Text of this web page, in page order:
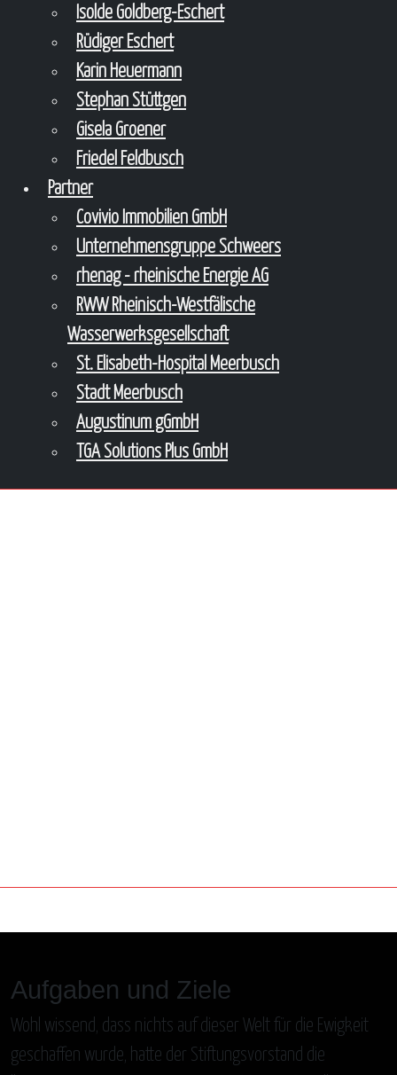
Isolde Goldberg-Eschert
Rüdiger Eschert
Karin Heuermann
Stephan Stüttgen
Gisela Groener
Friedel Feldbusch
Partner
Covivio Immobilien GmbH
Unternehmensgruppe Schweers
rhenag - rheinische Energie AG
RWW Rheinisch-Westfälische
Wasserwerksgesellschaft
St. Elisabeth-Hospital Meerbusch
Stadt Meerbusch
Augustinum gGmbH
TGA Solutions Plus GmbH
Aufgaben und Ziele
Wohl wissend, dass nichts auf dieser Welt für die Ewigkeit
geschaffen wurde, hatte der Stiftungsvorstand die